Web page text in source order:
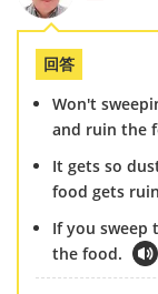
回答
Won't
and ruin the
It gets so
food gets
If you sweep
the food.